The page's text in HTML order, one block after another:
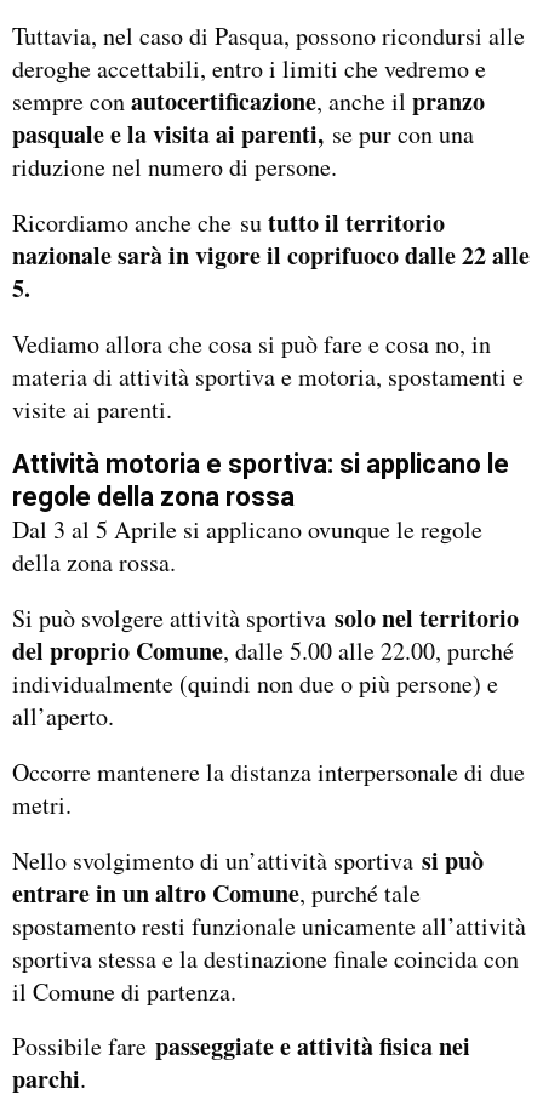
Tuttavia, nel caso di Pasqua, possono ricondursi alle
deroghe accettabili, entro i limiti che vedremo e
sempre conautocertificazione, anche il pranzo
pasquale e la visita ai parenti, se pur con una
riduzione nel numero di persone.
Ricordiamo anche che sututto il territorio
nazionale sarà in vigore il coprifuoco dalle 22 alle
5.
Vediamo allora che cosa si può fare e cosa no, in
materia di attività sportiva e motoria, spostamenti e
visite ai parenti.
Attività motoria e sportiva: si applicano le
regole della zona rossa
Dal 3 al 5 Aprile si applicano ovunque le regole
della zona rossa.
Si può svolgere attività sportiva solo nel territorio
del proprio Comune, dalle 5.00 alle 22.00, purché
individualmente (quindi non due o più persone) e
all’aperto.
Occorre mantenere la distanza interpersonale di due
metri.
Nello svolgimento di un’attività sportiva si può
entrare in un altro Comune, purché tale
spostamento resti funzionale unicamente all’attività
sportiva stessa e la destinazione finale coincida con
il Comune di partenza.
Possibile fare passeggiate e attività fisica nei
parchi.